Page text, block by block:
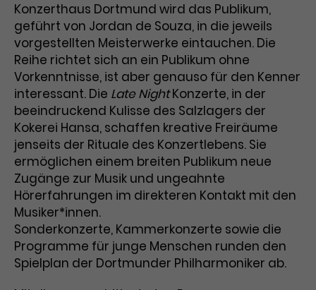
Konzerthaus Dortmund wird das Publikum,
geführt von Jordan de Souza, in die jeweils
vorgestellten Meisterwerke eintauchen. Die
Reihe richtet sich an ein Publikum ohne
Vorkenntnisse, ist aber genauso für den Kenner
interessant. Die Late NightKonzerte, in der
beeindruckend Kulisse des Salzlagers der
Kokerei Hansa, schaffen kreative Freiräume
jenseits der Rituale des Konzertlebens. Sie
ermöglichen einem breiten Publikum neue
Zugänge zur Musik und ungeahnte
Hörerfahrungen im direkteren Kontakt mit den
Musiker*innen.
Sonderkonzerte, Kammerkonzerte sowie die
Programme für junge Menschen runden den
Spielplan der Dortmunder Philharmoniker ab.